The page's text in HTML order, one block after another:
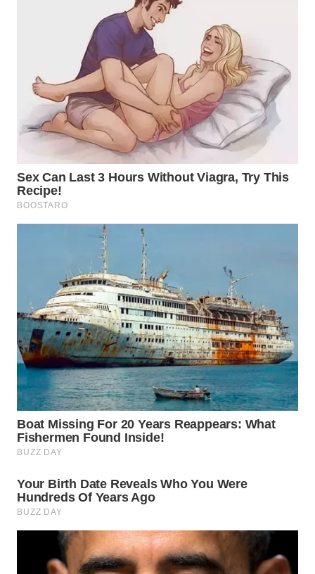
WN
TANGERANG
BINJAI
WN
INDRAMAYU
WN
KUNINGAN
WN
MAJALENGKA
WN
SUBANG
SUKABUMI
WN
PURWAKARTA
WN